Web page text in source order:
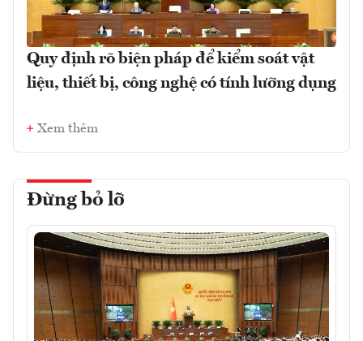
Quy định rõ biện pháp để kiểm soát vật
liệu, thiết bị, công nghệ có tính lưỡng dụng
Xem thêm
Đừng bỏ lỡ